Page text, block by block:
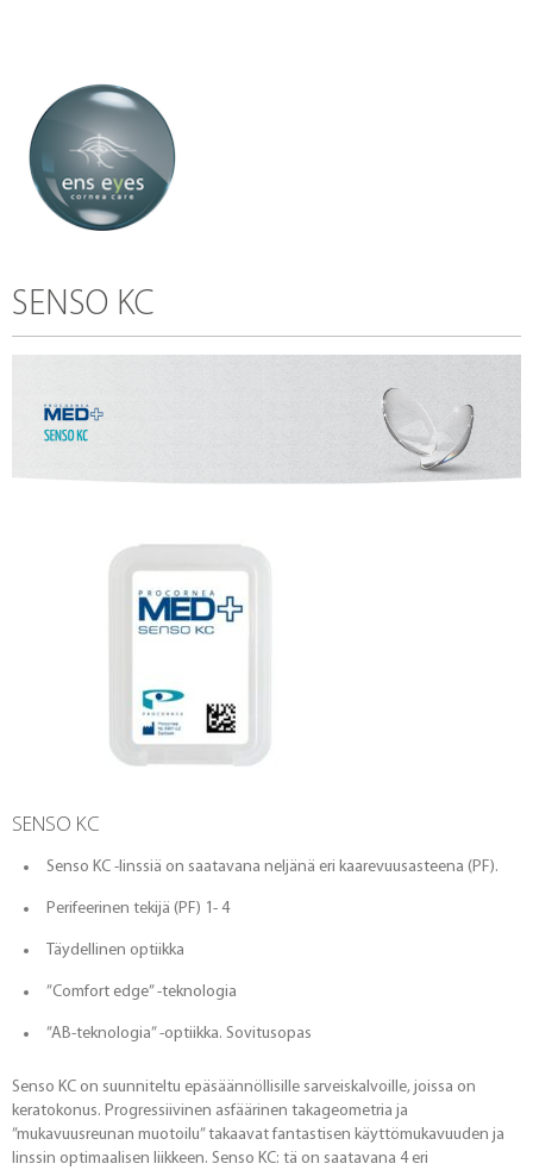
SENSO KC
SENSO KC
Senso KC -linssiä on saatavana neljänä eri kaarevuusasteena (PF).
Perifeerinen tekijä (PF) 1- 4
Täydellinen optiikka
”Comfort edge” -teknologia
”AB-teknologia” -optiikka. Sovitusopas
Senso KC on suunniteltu epäsäännöllisille sarveiskalvoille, joissa on
keratokonus. Progressiivinen asfäärinen takageometria ja
”mukavuusreunan muotoilu” takaavat fantastisen käyttömukavuuden ja
linssin optimaalisen liikkeen. Senso KC: tä on saatavana 4 eri